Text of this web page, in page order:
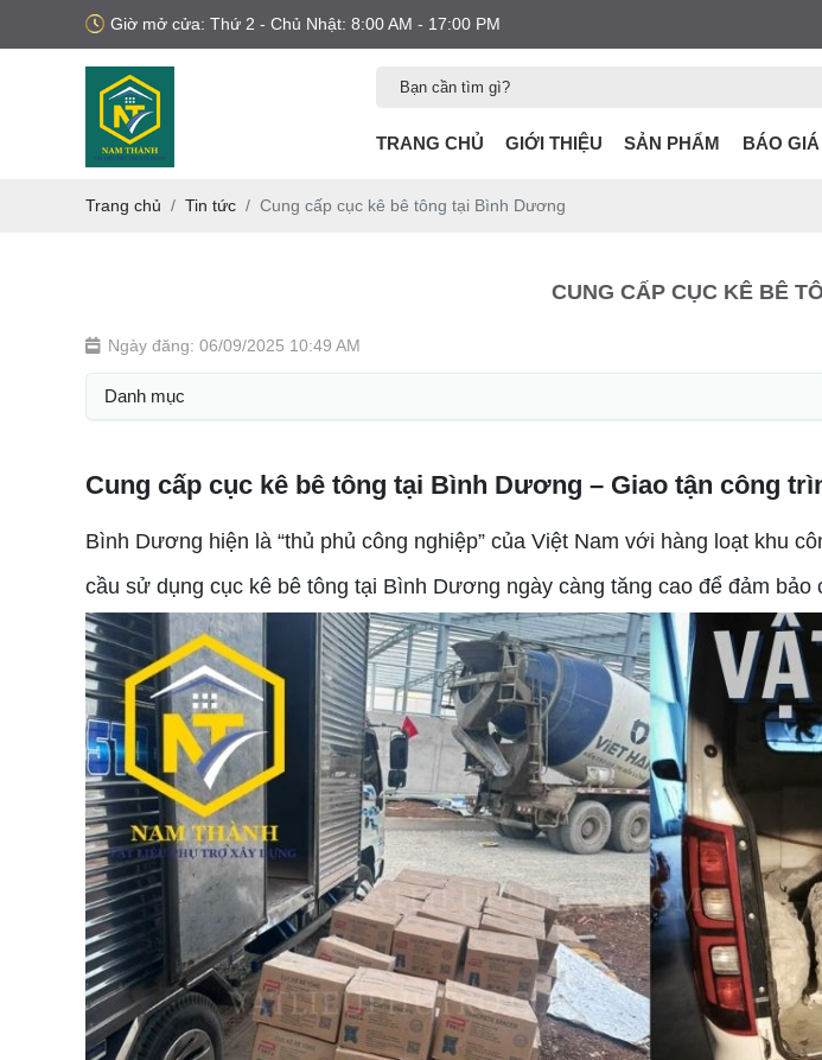
Giờ mở cửa: Thứ 2 - Chủ Nhật: 8:00 AM - 17:00 PM
TRANG CHỦ GIỚI THIỆU SẢN PHẨM BÁO GIÁ
Trang chủ Tin tức Cung cấp cục kê bê tông tại Bình Dương
CUNG CẤP CỤC KÊ BÊ
Ngày đăng: 06/09/2025 10:49 AM
Danh mục
Cung cấp cục kê bê tông tại Bình Dương – Giao tận công
Bình Dương hiện là “thủ phủ công nghiệp” của Việt Nam với hàng loạt khu
cầu sử dụng cục kê bê tông tại Bình Dương ngày càng tăng cao để đảm